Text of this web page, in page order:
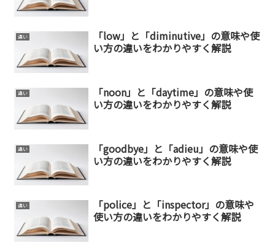
違い
「low」と「diminutive」の意味や使
い方の違いをわかりやすく解説
違い
「noon」と「daytime」の意味や使
い方の違いをわかりやすく解説
違い
「goodbye」と「adieu」の意味や使
い方の違いをわかりやすく解説
違い
「police」と「inspector」の意味や
使い方の違いをわかりやすく解説